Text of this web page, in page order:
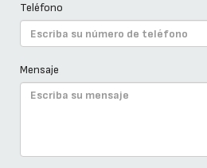
Teléfono
Mensaje